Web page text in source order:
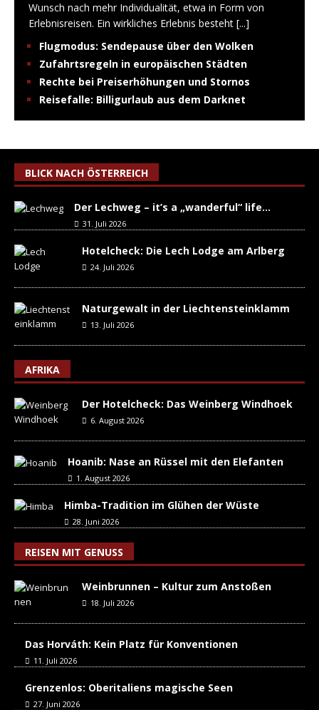
Wunsch nach mehr Individualität, etwa in Form von
Erlebnisreisen. Ein wirkliches Erlebnis besteht [...]
Flugmodus: Sendepause über den Wolken
Zufahrtsregeln in europäischen Städten
Rechte bei Preiserhöhungen und Stornos
Reisefalle: Billigurlaub aus dem Darknet
BLICK NACH ÖSTERREICH
Der Lechweg – it’s a „wanderful“ life…
31. Juli 2026
Hotelcheck: Die Lech Lodge am Arlberg
24. Juli 2026
Naturgewalt in der Liechtensteinklamm
13. Juli 2026
AFRIKA
Der Hotelcheck: Das Weinberg Windhoek
6. August 2026
Hoanib: Nase an Rüssel mit den Elefanten
1. August 2026
Himba-Tradition im Glühen der Wüste
28. Juni 2026
REISEN MIT GENUSS
Weinbrunnen – Kultur zum Anstoßen
18. Juli 2026
Das Horváth: Kein Platz für Konventionen
11. Juli 2026
Grenzenlos: Oberitaliens magische Seen
27. Juni 2026